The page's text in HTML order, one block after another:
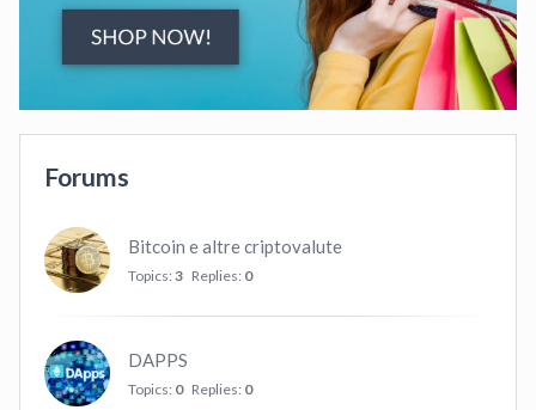
Forums
Bitcoin e altre criptovalute
Topics: 3 Replies: 0
DAPPS
Topics: 0 Replies: 0